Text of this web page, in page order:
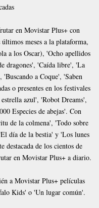
en Movistar Plus+ con
meses a la plataforma,
a los Oscar), 'Ocho apellidos
dragones', 'Caída libre', 'La
a Coque', 'Saben
o presentes en los festivales
azul', 'Robot Dreams',
Especies de abejas'. Con
de la colmena', 'Todo sobre
día de la bestia' y 'Los lunes
destacada de los cientos de
en Movistar Plus+ a diario.
a Movistar Plus+ películas
Kids' o 'Un lugar común'.